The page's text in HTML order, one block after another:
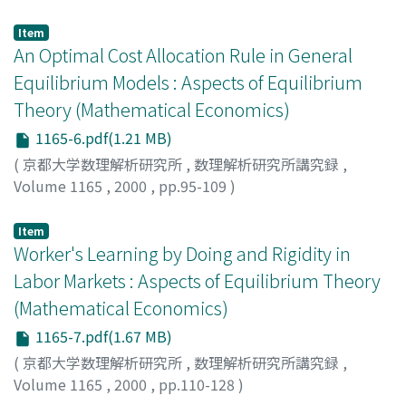
Item
An Optimal Cost Allocation Rule in General
Equilibrium Models : Aspects of Equilibrium
Theory (Mathematical Economics)
1165-6.pdf(1.21 MB)
( 京都大学数理解析研究所 , 数理解析研究所講究録 ,
Volume 1165 , 2000 , pp.95-109 )
Item
Worker's Learning by Doing and Rigidity in
Labor Markets : Aspects of Equilibrium Theory
(Mathematical Economics)
1165-7.pdf(1.67 MB)
( 京都大学数理解析研究所 , 数理解析研究所講究録 ,
Volume 1165 , 2000 , pp.110-128 )